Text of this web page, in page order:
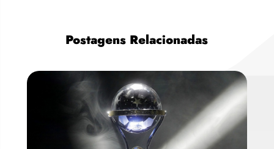
Postagens Relacionadas